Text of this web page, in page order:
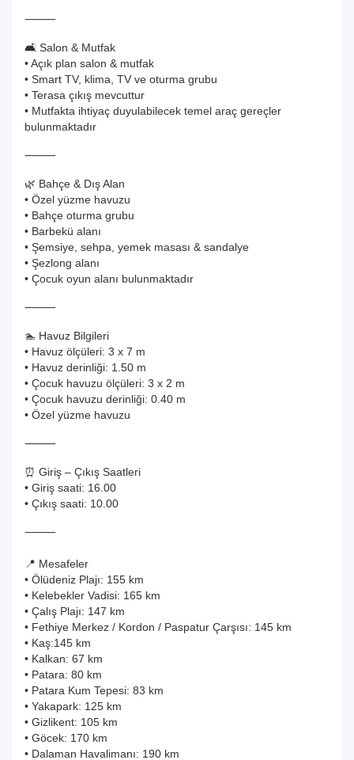
⸻
🛋️ Salon & Mutfak
• Açık plan salon & mutfak
• Smart TV, klima, TV ve oturma grubu
• Terasa çıkış mevcuttur
• Mutfakta ihtiyaç duyulabilecek temel araç gereçler
bulunmaktadır
⸻
🌿 Bahçe & Dış Alan
• Özel yüzme havuzu
• Bahçe oturma grubu
• Barbekü alanı
• Şemsiye, sehpa, yemek masası & sandalye
• Şezlong alanı
• Çocuk oyun alanı bulunmaktadır
⸻
🏊 Havuz Bilgileri
• Havuz ölçüleri: 3 x 7 m
• Havuz derinliği: 1.50 m
• Çocuk havuzu ölçüleri: 3 x 2 m
• Çocuk havuzu derinliği: 0.40 m
• Özel yüzme havuzu
⸻
⏰ Giriş – Çıkış Saatleri
• Giriş saati: 16.00
• Çıkış saati: 10.00
⸻
📍 Mesafeler
• Ölüdeniz Plajı: 155 km
• Kelebekler Vadisi: 165 km
• Çalış Plajı: 147 km
• Fethiye Merkez / Kordon / Paspatur Çarşısı: 145 km
• Kaş:145 km
• Kalkan: 67 km
• Patara: 80 km
• Patara Kum Tepesi: 83 km
• Yakapark: 125 km
• Gizlikent: 105 km
• Göcek: 170 km
• Dalaman Havalimanı: 190 km